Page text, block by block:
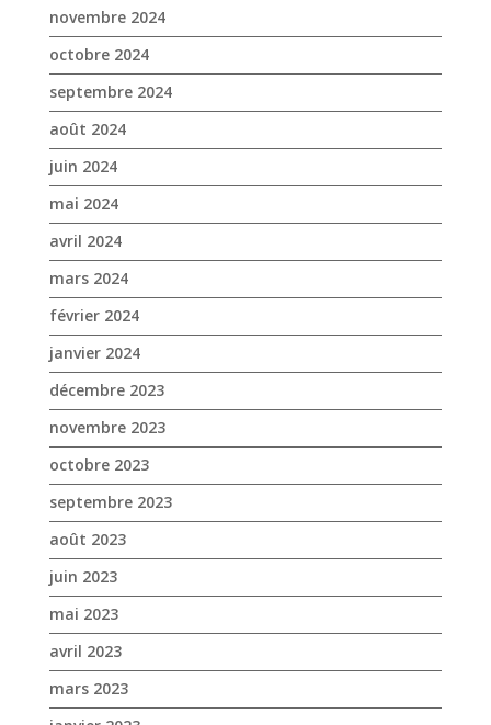
novembre 2024
octobre 2024
septembre 2024
août 2024
juin 2024
mai 2024
avril 2024
mars 2024
février 2024
janvier 2024
décembre 2023
novembre 2023
octobre 2023
septembre 2023
août 2023
juin 2023
mai 2023
avril 2023
mars 2023